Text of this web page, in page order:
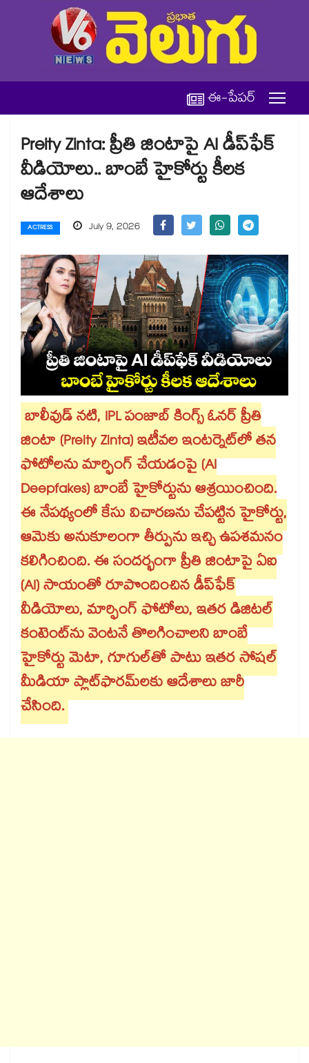
ఈ-పేపర్
Preity Zinta: ప్రీతి జింటాపై AI డీప్‌ఫేక్
వీడియోలు.. బాంబే హైకోర్టు కీలక
ఆదేశాలు
ACTRESS July 9, 2026
బాలీవుడ్ నటి, IPL పంజాబ్ కింగ్స్ ఓనర్ ప్రీతి
జింటా (Preity Zinta) ఇటీవల ఇంటర్నెట్‌లో తన
ఫోటోలను మార్ఫింగ్ చేయడంపై (AI
Deepfakes) బాంబే హైకోర్టును ఆశ్రయించింది.
ఈ నేపథ్యంలో కేసు విచారణను చేపట్టిన హైకోర్టు,
ఆమెకు అనుకూలంగా తీర్పును ఇచ్చి ఉపశమనం
కలిగించింది. ఈ సందర్భంగా ప్రీతి జింటాపై ఏఐ
(AI) సాయంతో రూపొందించిన డీప్‌ఫేక్
వీడియోలు, మార్ఫింగ్ ఫోటోలు, ఇతర డిజిటల్
కంటెంట్‌ను వెంటనే తొలగించాలని బాంబే
హైకోర్టు మెటా, గూగుల్‌తో పాటు ఇతర సోషల్
మీడియా ప్లాట్‌ఫారమ్‌లకు ఆదేశాలు జారీ
చేసింది.